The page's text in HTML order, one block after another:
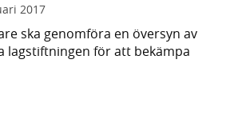
2017
ska genomföra en översyn av
lagstiftningen för att bekämpa